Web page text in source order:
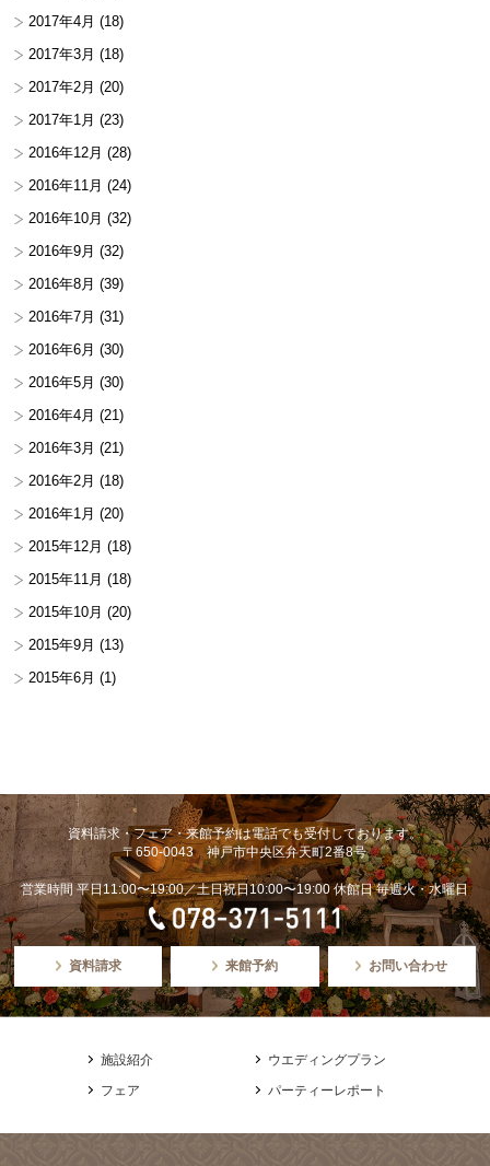
2017年4月 (18)
2017年3月 (18)
2017年2月 (20)
2017年1月 (23)
2016年12月 (28)
2016年11月 (24)
2016年10月 (32)
2016年9月 (32)
2016年8月 (39)
2016年7月 (31)
2016年6月 (30)
2016年5月 (30)
2016年4月 (21)
2016年3月 (21)
2016年2月 (18)
2016年1月 (20)
2015年12月 (18)
2015年11月 (18)
2015年10月 (20)
2015年9月 (13)
2015年6月 (1)
資料請求・フェア・来館予約は電話でも受付しております。
〒650-0043 神戸市中央区弁天町2番8号
営業時間 平日11:00〜19:00／土日祝日10:00〜19:00 休館日 毎週火・水曜日
資料請求 来館予約 お問い合わせ
施設紹介
ウエディングプラン
フェア
パーティーレポート